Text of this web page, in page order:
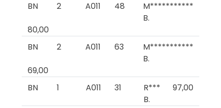
BN 2 A011 48
M***********
B.
80,00
BN
2 A011 63
M***********
B.
69,00
BN
1 A011 31
R***
B.
97,00